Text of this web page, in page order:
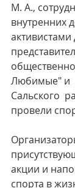
М. А.,
внутренних
Любимые" и
Сальского
провели
акции и
спорта в